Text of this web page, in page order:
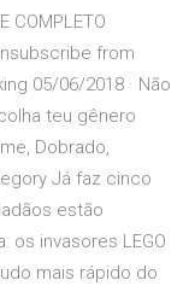
COMPLETO
from
05/06/2018 · Não
teu gênero
Dobrado,
Já faz cinco
estão
os invasores LEGO
mais rápido do